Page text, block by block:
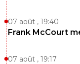
07 août , 19:40
Frank McCourt
07 août , 19:17